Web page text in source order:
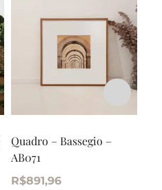
Quadro – Bassegio –
AB071
R$891,96